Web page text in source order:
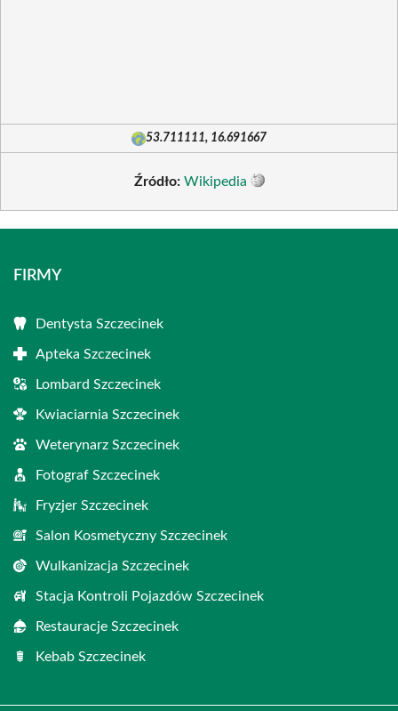
53.711111, 16.691667
Źródło: Wikipedia
FIRMY
Dentysta Szczecinek
Apteka Szczecinek
Lombard Szczecinek
Kwiaciarnia Szczecinek
Weterynarz Szczecinek
Fotograf Szczecinek
Fryzjer Szczecinek
Salon Kosmetyczny Szczecinek
Wulkanizacja Szczecinek
Stacja Kontroli Pojazdów Szczecinek
Restauracje Szczecinek
Kebab Szczecinek